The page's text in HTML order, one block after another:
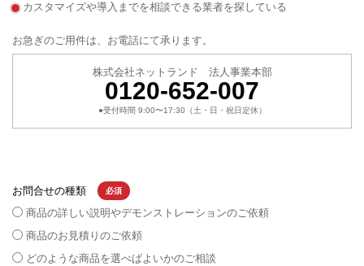
カスタマイズや導入までを相談できる業者を探している
お急ぎのご用件は、お電話にて承ります。
株式会社ネットランド 法人事業本部
0120-652-007
●受付時間 9:00〜17:30（土・日・祝日定休）
お問合せの種類 必須
商品の詳しい説明やデモンストレーションのご依頼
商品のお見積りのご依頼
どのような商品を選べばよいかのご相談